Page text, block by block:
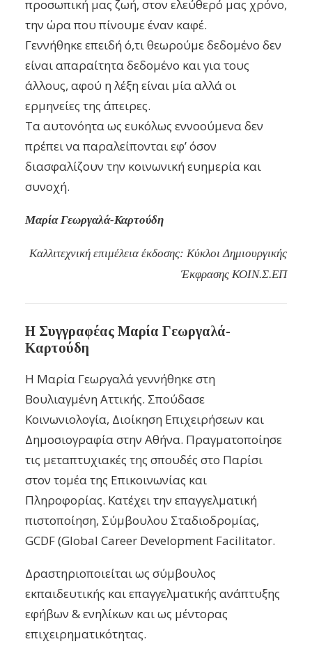
προσωπική μας ζωή, στον ελεύθερό μας χρόνο,
την ώρα που πίνουμε έναν καφέ.
Γεννήθηκε επειδή ό,τι θεωρούμε δεδομένο δεν
είναι απαραίτητα δεδομένο και για τους
άλλους, αφού η λέξη είναι μία αλλά οι
ερμηνείες της άπειρες.
Τα αυτονόητα ως ευκόλως εννοούμενα δεν
πρέπει να παραλείπονται εφ’ όσον
διασφαλίζουν την κοινωνική ευημερία και
συνοχή.
Μαρία Γεωργαλά-Καρτούδη
Καλλιτεχνική επιμέλεια έκδοσης: Κύκλοι Δημιουργικής
Έκφρασης ΚΟΙΝ.Σ.ΕΠ
Η Συγγραφέας Μαρία Γεωργαλά-
Καρτούδη
Η Μαρία Γεωργαλά γεννήθηκε στη
Βουλιαγμένη Αττικής. Σπούδασε
Κοινωνιολογία, Διοίκηση Επιχειρήσεων και
Δημοσιογραφία στην Αθήνα. Πραγματοποίησε
τις μεταπτυχιακές της σπουδές στο Παρίσι
στον τομέα της Επικοινωνίας και
Πληροφορίας. Κατέχει την επαγγελματική
πιστοποίηση, Σύμβουλου Σταδιοδρομίας,
GCDF (Global Career Development Facilitator.
Δραστηριοποιείται ως σύμβουλος
εκπαιδευτικής και επαγγελματικής ανάπτυξης
εφήβων & ενηλίκων και ως μέντορας
επιχειρηματικότητας.